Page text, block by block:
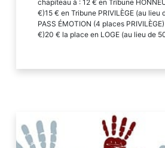
chapiteau à : 12 € en Tribune
€)15 € en Tribune PRIVILÈGE (au lieu
PASS ÉMOTION (4 places
€)20 € la place en LOGE (au lieu de